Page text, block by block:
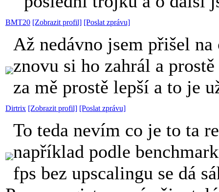
BMT20 [Zobrazit profil] [Poslat zprávu]
Až nedávno jsem přišel
znovu si ho zahrál a
za mě prostě lepší a to je
Dirtrix [Zobrazit profil] [Poslat zprávu]
To teda nevím co je to ta
například podle
fps bez upscalingu se dá